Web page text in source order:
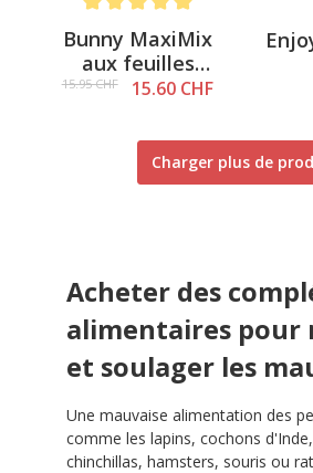
Note moyenne de 5 sur 5 étoiles
Bunny MaxiMix
aux feuilles
d.menthe 400g
15.95 CHF 15.60 CHF
Charger plus de
Acheter des
alimentaires pour
et soulager les
Une mauvaise alimentation des
comme les lapins, cochons
chinchillas, hamsters, souris ou